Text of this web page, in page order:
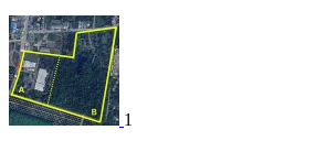
1